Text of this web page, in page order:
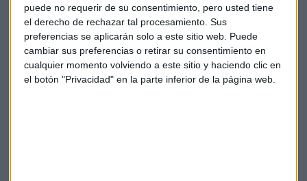
puede no requerir de su consentimiento, pero usted tiene
el derecho de rechazar tal procesamiento. Sus
preferencias se aplicarán solo a este sitio web. Puede
cambiar sus preferencias o retirar su consentimiento en
cualquier momento volviendo a este sitio y haciendo clic en
el botón "Privacidad" en la parte inferior de la página web.
PharmaMar (-0,5%) ha anunciado que inicia el ensayo de
fase III que evalúa la lurbinectedina en pacientes con cáncer
de pulmón microcítico recurrente. Y Enceha comunicado
que su filial de energía ha vendido aNaturgysus
participaciones en cinco activos fotovoltaicos, ubicados en